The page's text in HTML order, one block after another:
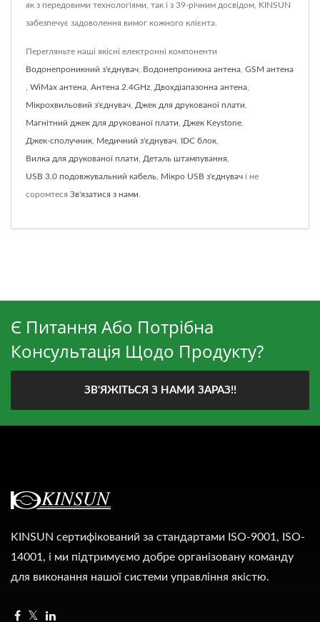
як з передовими технологіями, так і з 39-річним досвідом, KINSUN
забезпечує задоволення вимог кожного клієнта.
Перегляньте наші якісні електронні компоненти
Водонепроникний з'єднувач Водонепроникна антена GSM антена
WiMax антена Антена 2.4GHz Двохдіапазонна антена
Мікрохвильовий з'єднувач Джек для друкованої плати
Магнітний джек для друкованої плати Джек Keystone
Джек-сполучник Медичний з'єднувач IDC блок
Вилка для друкованої плати Деталь штампування
USB 3.0 подовжувальний кабель Мікро USB з'єднувач і не
соромтеся Зв'язатися з нами
Є Питання Або Потрібна
Консультація Щодо Продукту?
ЗВ'ЯЖІТЬСЯ З НАМИ ЗАРАЗ!!
KINSUN сертифікований за стандартами ISO-9001, ISO-
14001, і ми підтримуємо добре організовану команду
для виконання нашої системи управління якістю.